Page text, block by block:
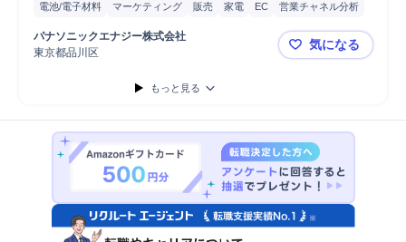
電池/電子材料 マーケティング 販売 家電 EC
営業チャネル分析
電池/電子材料営業
パナソニックエナジー株式会社
東京都品川区
パナソニッ
気になる
もっと見る